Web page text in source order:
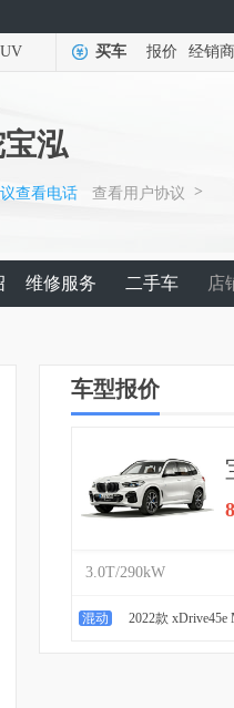
买车 报价 经销商
泓
查看电话 查看用户协议 >
维修服务 二手车 店
车型报价
3.0T/290kW
混动 2022款